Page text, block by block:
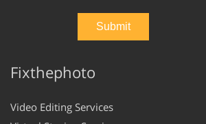
Fixthephoto
Video Editing Services